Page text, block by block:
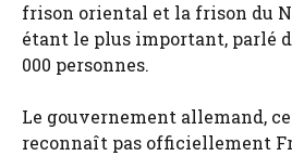
frison oriental et la frison du
étant le plus important, parlé
000 personnes.
Le gouvernement allemand,
reconnaît pas officiellement